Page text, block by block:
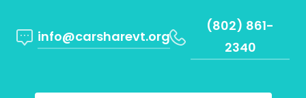
info@carsharevt.org
(802) 861-
2340